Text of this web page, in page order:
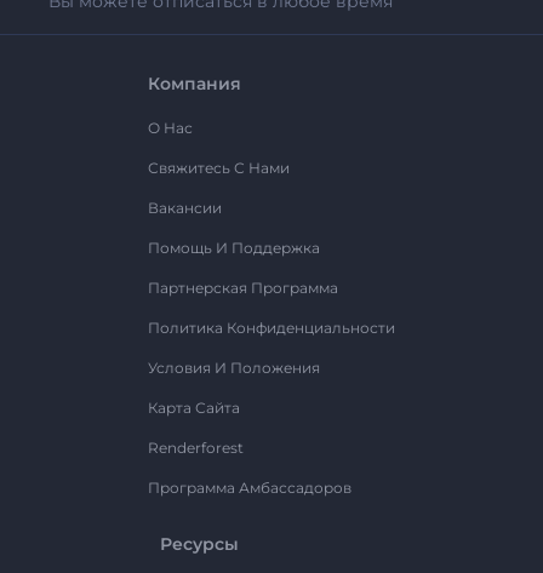
Компания
О Нас
Свяжитесь С Нами
Вакансии
Помощь И Поддержка
Партнерская Программа
Политика Конфиденциальности
Условия И Положения
Карта Сайта
Renderforest
Программа Амбассадоров
Ресурсы